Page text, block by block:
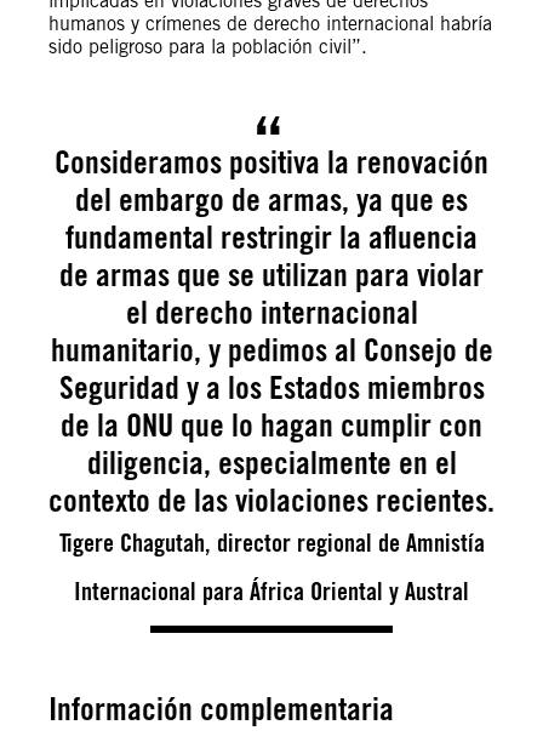
humanos y crímenes de derecho internacional habría
sido peligroso para la población civil”.
Consideramos positiva la renovación
del embargo de armas, ya que es
fundamental restringir la afluencia
de armas que se utilizan para violar
el derecho internacional
humanitario, y pedimos al Consejo de
Seguridad y a los Estados miembros
de la ONU que lo hagan cumplir con
diligencia, especialmente en el
contexto de las violaciones recientes.
Tigere Chagutah, director regional de Amnistía
Internacional para África Oriental y Austral
Información complementaria